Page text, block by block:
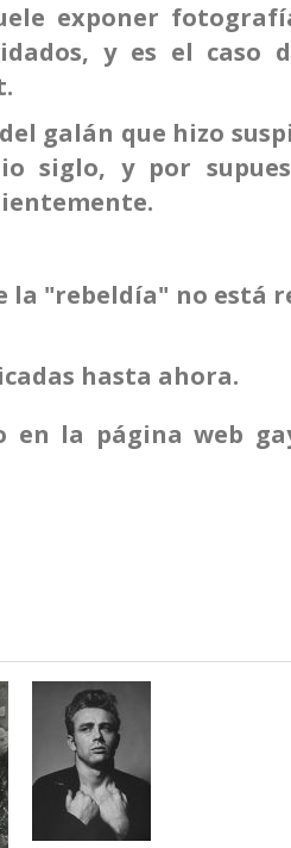
exponer
y es el caso
galán que hizo
siglo, y por
la "rebeldía" no está
hasta ahora.
en la página web